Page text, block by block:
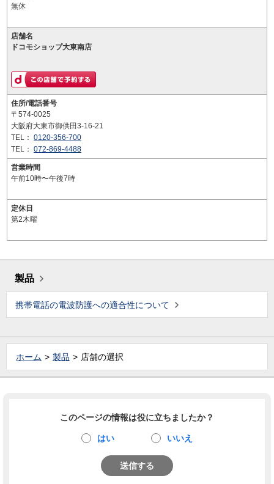
無休
店舗名
ドコモショップ大東南店
住所/電話番号
〒574-0025
大阪府大東市御供田3-16-21
TEL： 0120-356-700
TEL： 072-869-4488
営業時間
午前10時〜午後7時
定休日
第2木曜
製品
携帯電話の電波防護への適合性について
ホーム 製品 店舗の選択
このページの情報は役に立ちましたか？
はい いいえ
送信する